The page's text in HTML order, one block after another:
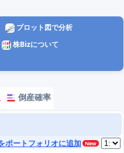
プロット図で分析
株Bizについて
倒産確率
ポートフォリオに追加